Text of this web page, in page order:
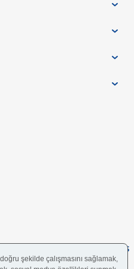
FOLLOW US